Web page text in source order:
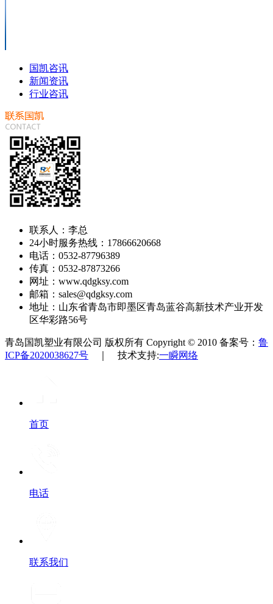
国凯咨讯
新闻资讯
行业咨讯
联系人：李总
24小时服务热线：17866620668
电话：0532-87796389
传真：0532-87873266
网址：www.qdgksy.com
邮箱：sales@qdgksy.com
地址：山东省青岛市即墨区青岛蓝谷高新技术产业开发
区华彩路56号
青岛国凯塑业有限公司 版权所有 Copyright © 2010 备案号： 鲁
ICP备2020038627号 ｜ 技术支持:一瞬网络
首页
电话
联系我们